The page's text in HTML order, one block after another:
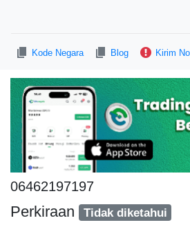
Kode Negara Blog Kirim
06462197197
Perkiraan Tidak diketahui